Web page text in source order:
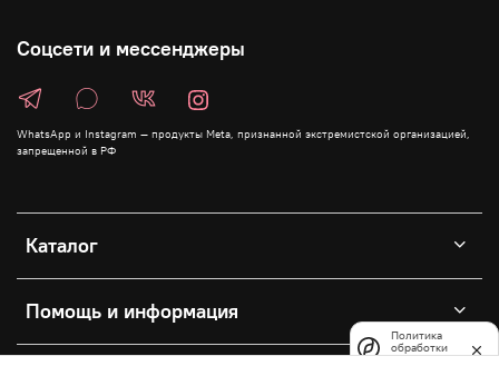
Каталог
Помощь и информация
Соцсети и мессенджеры
WhatsApp и Instagram — продукты Meta, признанной экстремистской организацией,
запрещенной в РФ
Политика
обработки
данных